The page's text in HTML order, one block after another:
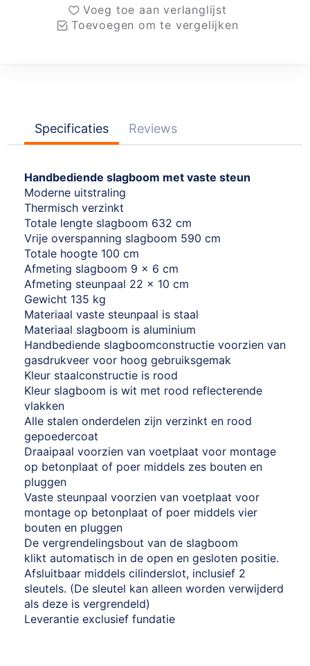
Voeg toe aan verlanglijst
Toevoegen om te vergelijken
Specificaties Reviews
Handbediende slagboom met vaste steun
Moderne uitstraling
Thermisch verzinkt
Totale lengte slagboom 632 cm
Vrije overspanning slagboom 590 cm
Totale hoogte 100 cm
Afmeting slagboom 9 x 6 cm
Afmeting steunpaal 22 x 10 cm
Gewicht 135 kg
Materiaal vaste steunpaal is staal
Materiaal slagboom is aluminium
Handbediende slagboomconstructie voorzien van
gasdrukveer voor hoog gebruiksgemak
Kleur staalconstructie is rood
Kleur slagboom is wit met rood reflecterende
vlakken
Alle stalen onderdelen zijn verzinkt en rood
gepoedercoat
Draaipaal voorzien van voetplaat voor montage
op betonplaat of poer middels zes bouten en
pluggen
Vaste steunpaal voorzien van voetplaat voor
montage op betonplaat of poer middels vier
bouten en pluggen
De vergrendelingsbout van de slagboom
klikt automatisch in de open en gesloten positie.
Afsluitbaar middels cilinderslot, inclusief 2
sleutels. (De sleutel kan alleen worden verwijderd
als deze is vergrendeld)
Leverantie exclusief fundatie